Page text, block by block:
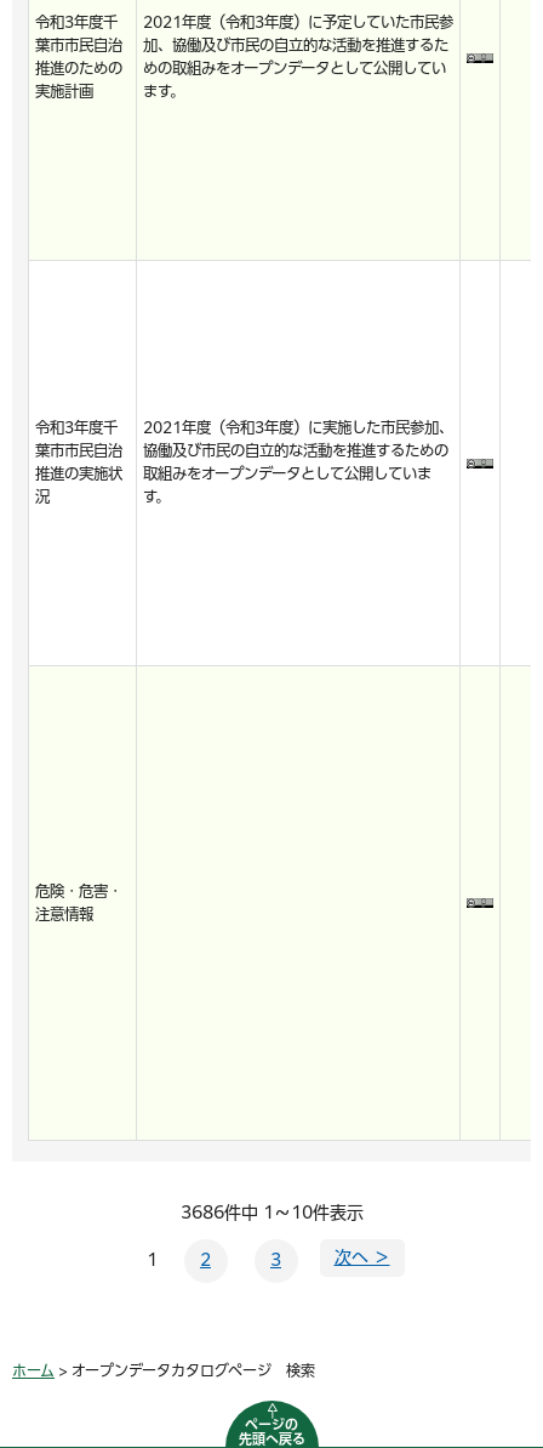
令和3年度千
葉市市民自治
推進のための
実施計画
2021年度（令和3年度）に予定していた市民参
加、協働及び市民の自立的な活動を推進するた
めの取組みをオープンデータとして公開してい
ます。
令和3年度千
葉市市民自治
推進の実施状
況
2021年度（令和3年度）に実施した市民参加、
協働及び市民の自立的な活動を推進するための
取組みをオープンデータとして公開していま
す。
危険・危害・
注意情報
3686件中 1～10件表示
1 2 3 次へ ＞
ホーム > オープンデータカタログページ 検索
ページの
先頭へ戻る